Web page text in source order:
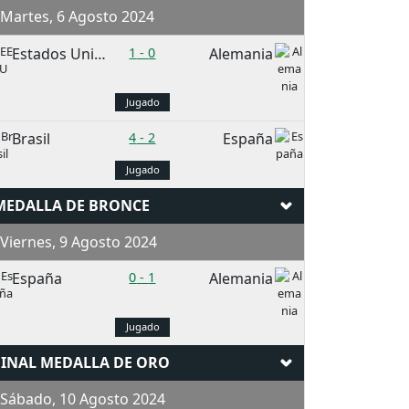
6 Agosto 2024
Estados Unidos
1 -0 Alemania
Jugado
Brasil 4 - 2 España
Jugado
DE BRONCE
9 Agosto 2024
España
0 - 1 Alemania
Jugado
MEDALLA DE ORO
10 Agosto 2024